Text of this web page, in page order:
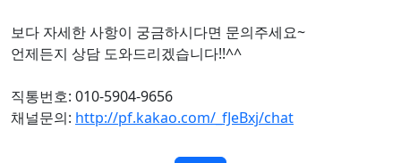
보다 자세한 사항이 궁금하시다면 문의주세요~
언제든지 상담 도와드리겠습니다!!^^
직통번호: 010-5904-9656
채널문의: http://pf.kakao.com/_fJeBxj/chat